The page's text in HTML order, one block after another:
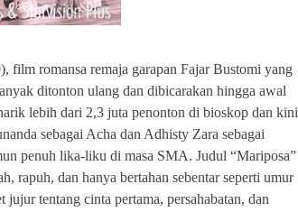
romansa remaja garapan Fajar Bustomi yang
ditonton ulang dan dibicarakan hingga awal
lebih dari 2,3 juta penonton di bioskop dan kini
sebagai Acha dan Adhisty Zara sebagai
penuh lika-liku di masa SMA. Judul “Mariposa”
rapuh, dan hanya bertahan sebentar seperti umur
tentang cinta pertama, persahabatan, dan